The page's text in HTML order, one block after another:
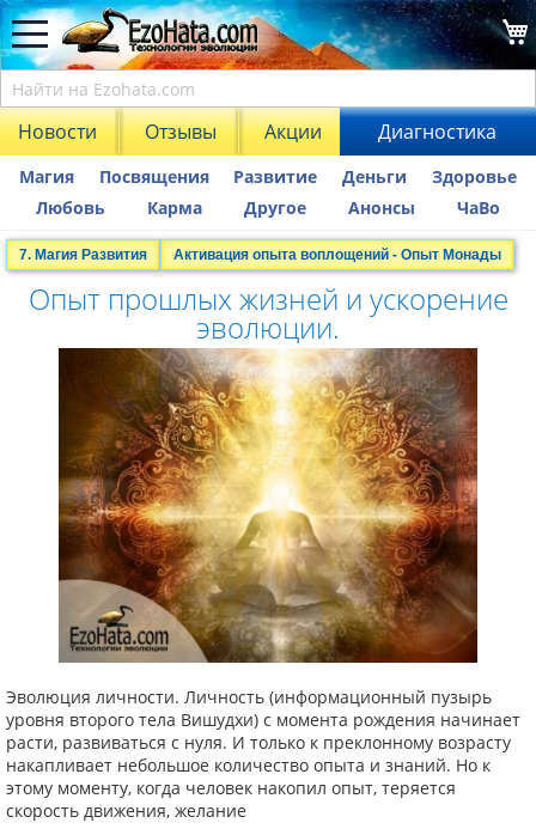
Новости Отзывы Акции Диагностика
Магия Посвящения Развитие Деньги
Здоровье
Любовь
Карма Другое Анонсы ЧаВо
7. Магия Развития Активация опыта воплощений - Опыт Монады
Опыт прошлых жизней и ускорение
эволюции.
Эволюция личности. Личность (информационный пузырь
уровня второго тела Вишудхи) с момента рождения начинает
расти, развиваться с нуля. И только к преклонному возрасту
накапливает небольшое количество опыта и знаний. Но к
этому моменту, когда человек накопил опыт, теряется
скорость движения, желание